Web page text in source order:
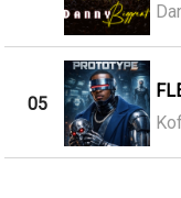
05